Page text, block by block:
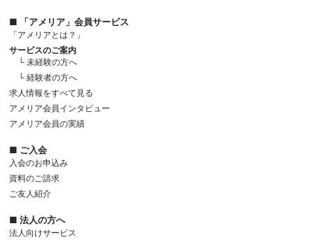
■ 「アメリア」会員サービス
「アメリアとは？」
サービスのご案内
└ 未経験の方へ
└ 経験者の方へ
求人情報をすべて見る
アメリア会員インタビュー
アメリア会員の実績
■ ご入会
入会のお申込み
資料のご請求
ご友人紹介
■ 法人の方へ
法人向けサービス